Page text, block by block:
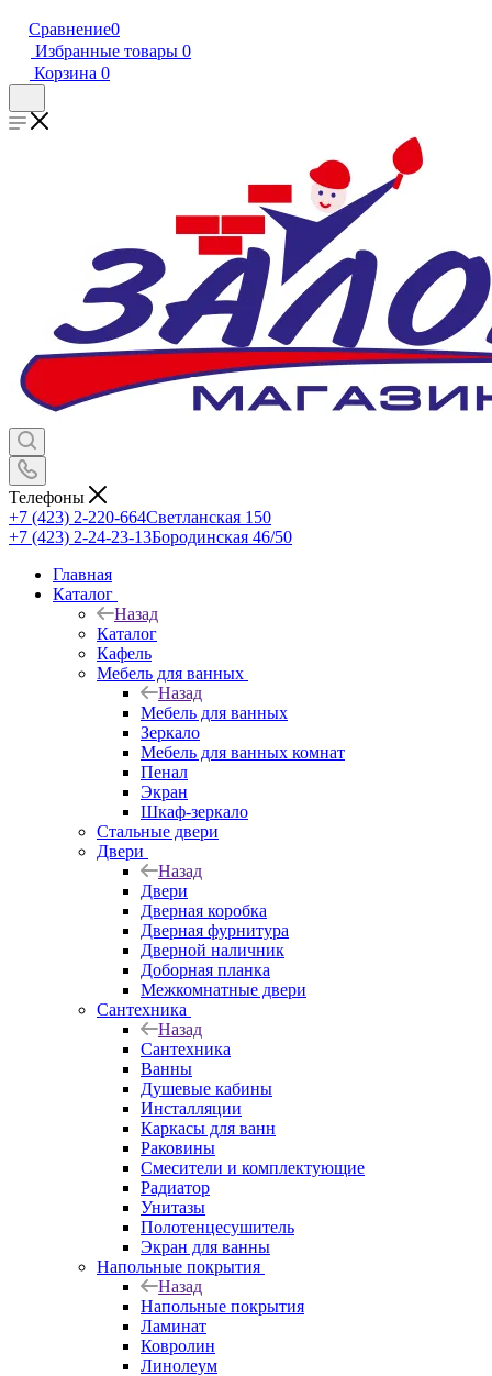
Сравнение0
Избранные товары 0
Корзина 0
Телефоны
+7 (423) 2-220-664Светланская 150
+7 (423) 2-24-23-13Бородинская 46/50
Главная
Каталог
Назад
Каталог
Кафель
Мебель для ванных
Назад
Мебель для ванных
Зеркало
Мебель для ванных комнат
Пенал
Экран
Шкаф-зеркало
Стальные двери
Двери
Назад
Двери
Дверная коробка
Дверная фурнитура
Дверной наличник
Доборная планка
Межкомнатные двери
Сантехника
Назад
Сантехника
Ванны
Душевые кабины
Инсталляции
Каркасы для ванн
Раковины
Смесители и комплектующие
Радиатор
Унитазы
Полотенцесушитель
Экран для ванны
Напольные покрытия
Назад
Напольные покрытия
Ламинат
Ковролин
Линолеум